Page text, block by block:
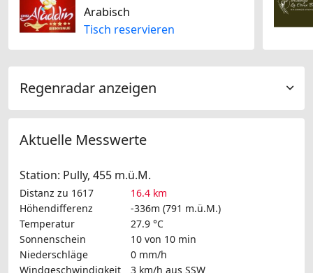
Arabisch
Tisch reservieren
Regenradar anzeigen
Aktuelle Messwerte
Station: Pully, 455 m.ü.M.
Distanz zu 1617
16.4 km
Höhendifferenz
-336m (791 m.ü.M.)
Temperatur
27.9 °C
Sonnenschein
10 von 10 min
Niederschläge
0 mm/h
Windgeschwindigkeit
3 km/h aus SSW